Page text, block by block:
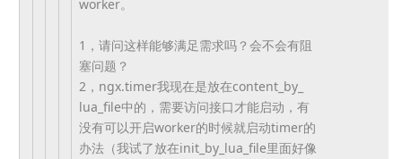
worker。
1，请问这样能够满足需求吗？会不会有阻
塞问题？
2，ngx.timer我现在是放在content_by_
lua_file中的，需要访问接口才能启动， 有
没有可以开启worker的时候就启动timer的
办法（我试了放在init_by_lua_file里面好像